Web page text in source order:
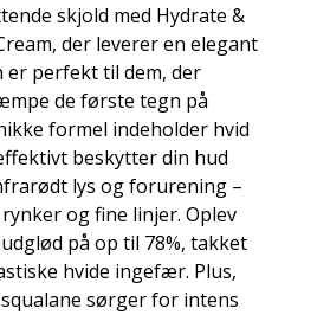
skjold med Hydrate &
der leverer en elegant
er perfekt til dem, der
de første tegn på
formel indeholder hvid
beskytter din hud
lys og forurening –
og fine linjer. Oplev
på op til 78%, takket
hvide ingefær. Plus,
sørger for intens